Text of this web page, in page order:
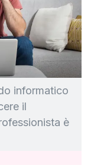
informatico
il
è